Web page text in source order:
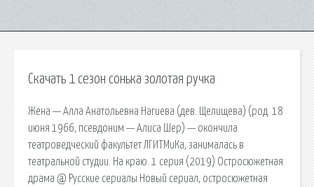
Скачать 1 сезон сонька золотая ручка
Жена — Алла Анатольевна Нагиева (дев. Щелищева) (род. 18
июня 1966, псевдоним — Алиса Шер) — окончила
театроведческий факультет ЛГИТМиКа, занималась в
театральной студии. На краю. 1 серия (2019) Остросюжетная
драма @ Русские сериалы Новый сериал, остросюжетная